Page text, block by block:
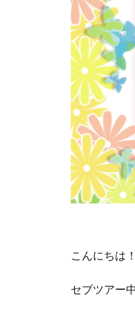
こんにちは
セブツアー